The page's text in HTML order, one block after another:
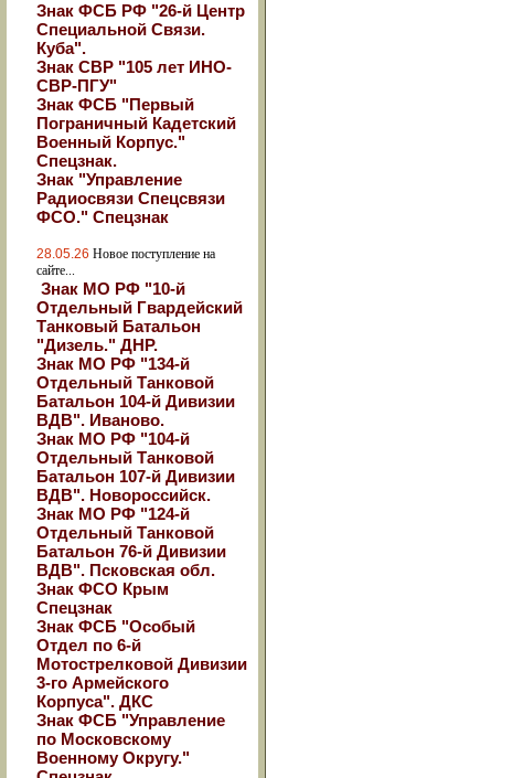
Знак ФСБ РФ "26-й Центр
Специальной Связи.
Куба".
Знак СВР "105 лет ИНО-
СВР-ПГУ"
Знак ФСБ "Первый
Пограничный Кадетский
Военный Корпус."
Спецзнак.
Знак "Управление
Радиосвязи Спецсвязи
ФСО." Спецзнак
28.05.26 Новое поступление на
сайте...
Знак МО РФ "10-й
Отдельный Гвардейский
Танковый Батальон
"Дизель." ДНР.
Знак МО РФ "134-й
Отдельный Танковой
Батальон 104-й Дивизии
ВДВ". Иваново.
Знак МО РФ "104-й
Отдельный Танковой
Батальон 107-й Дивизии
ВДВ". Новороссийск.
Знак МО РФ "124-й
Отдельный Танковой
Батальон 76-й Дивизии
ВДВ". Псковская обл.
Знак ФСО Крым
Спецзнак
Знак ФСБ "Особый
Отдел по 6-й
Мотострелковой Дивизии
3-го Армейского
Корпуса". ДКС
Знак ФСБ "Управление
по Московскому
Военному Округу."